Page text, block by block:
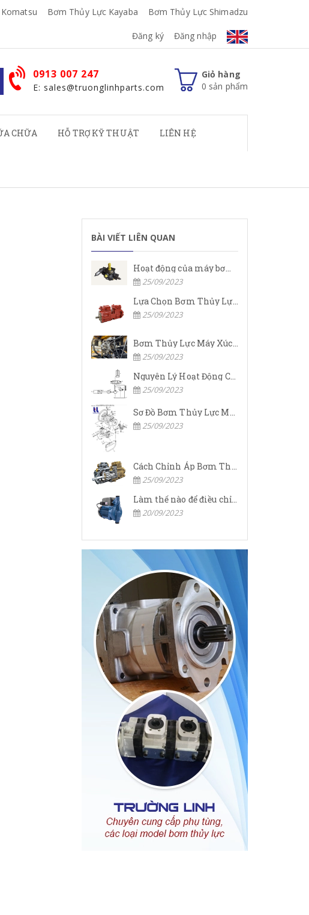
Bơm Thủy Lực Kayaba Bơm Thủy Lực Shimadzu
Đăng ký Đăng nhập
Giỏ hàng
0 sản phẩm
0913 007 247
E: sales@truonglinhparts.com
CHỮA HỖ TRỢ KỸ THUẬT LIÊN HỆ
BÀI VIẾT LIÊN QUAN
Hoạt động của máy bơm cánh gạt Rexroth
25/09/2023
Lựa Chọn Bơm Thủy Lực Komatsu Đúng
25/09/2023
Bơm Thủy Lực Máy Xúc Komatsu Bị Hỏng: Nguyên Nhân Và Cách Khắc Phục
25/09/2023
Nguyên Lý Hoạt Động Của Bơm Thủy Lực Komatsu
25/09/2023
25/09/2023
25/09/2023
Làm thế nào để điều chỉnh áp suất đầu ra của bơm thủy lực?
20/09/2023